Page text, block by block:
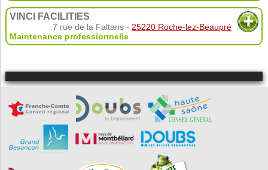
VINCI FACILITIES
7 rue de la Faltans - 25220 Roche-lez-Beaupré
Maintenance professionnelle